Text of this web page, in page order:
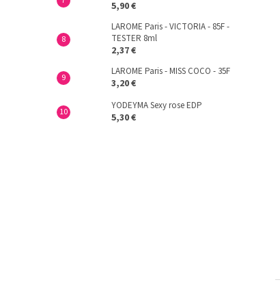
5,90 €
LAROME Paris - VICTORIA - 85F -
TESTER 8ml
2,37 €
LAROME Paris - MISS COCO - 35F
3,20 €
YODEYMA Sexy rose EDP
5,30 €